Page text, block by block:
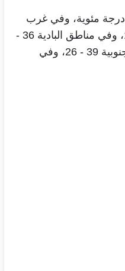
وتتراوح درجات الحرارة العظمى والصغرى في شرق عمان اليوم ما بين 33 - 19 درجة مئوية، وفي غرب
عمان 31 - 17، وفي المرتفعات الشمالية 27 - 13، وفي مرتفعات الشراة 28 - 14، وفي مناطق البادية 36 -
18, وفي مناطق السهول 31 - 18، وفي الأغوار الشمالية 38 - 22، وفي الأغوار الجنوبية 39 - 26، وفي